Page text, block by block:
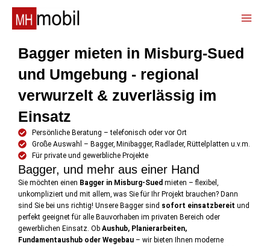
Inhalt
springen
Bagger mieten in Misburg-Sued
und Umgebung - regional
verwurzelt & zuverlässig im
Einsatz
Persönliche Beratung – telefonisch oder vor Ort
Große Auswahl – Bagger, Minibagger, Radlader, Rüttelplatten u.v.m.
Für private und gewerbliche Projekte
Bagger, und mehr aus einer Hand
Sie möchten einen Bagger in Misburg-Sued mieten – flexibel,
unkompliziert und mit allem, was Sie für Ihr Projekt brauchen? Dann
sind Sie bei uns richtig! Unsere Bagger sind sofort einsatzbereit und
perfekt geeignet für alle Bauvorhaben im privaten Bereich oder
gewerblichen Einsatz. Ob Aushub, Planierarbeiten,
Fundamentaushub oder Wegebau – wir bieten Ihnen moderne